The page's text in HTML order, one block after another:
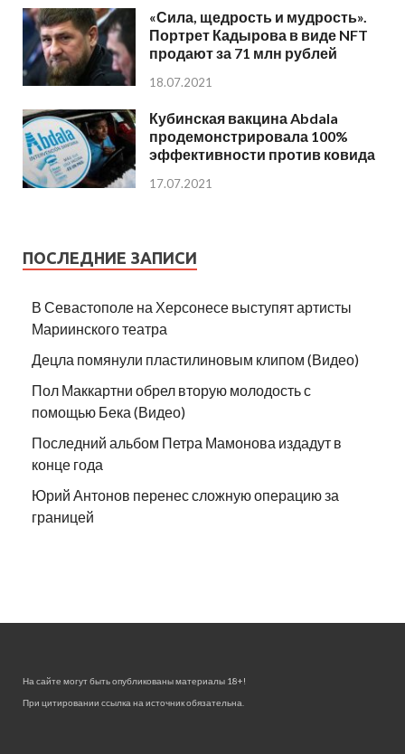
«Сила, щедрость и мудрость».
Портрет Кадырова в виде NFT
продают за 71 млн рублей
18.07.2021
Кубинская вакцина Abdala
продемонстрировала 100%
эффективности против ковида
17.07.2021
ПОСЛЕДНИЕ ЗАПИСИ
В Севастополе на Херсонесе выступят артисты
Мариинского театра
Децла помянули пластилиновым клипом (Видео)
Пол Маккартни обрел вторую молодость с
помощью Бека (Видео)
Последний альбом Петра Мамонова издадут в
конце года
Юрий Антонов перенес сложную операцию за
границей
На сайте могут быть опубликованы материалы 18+!
При цитировании ссылка на источник обязательна.